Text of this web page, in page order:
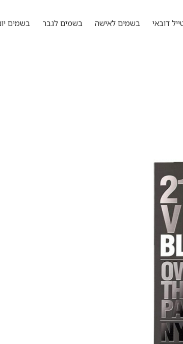
דובאי בשמים לאישה בשמים לגבר בשמים